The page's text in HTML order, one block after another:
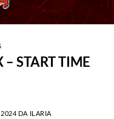
START TIME
DA ILARIA